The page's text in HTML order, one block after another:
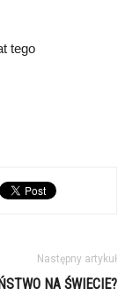
tego
Następny artykuł
NA ŚWIECIE?